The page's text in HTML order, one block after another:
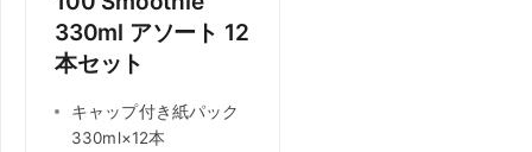
330ml アソート 12
本セット
キャップ付き紙パック
330ml×12本